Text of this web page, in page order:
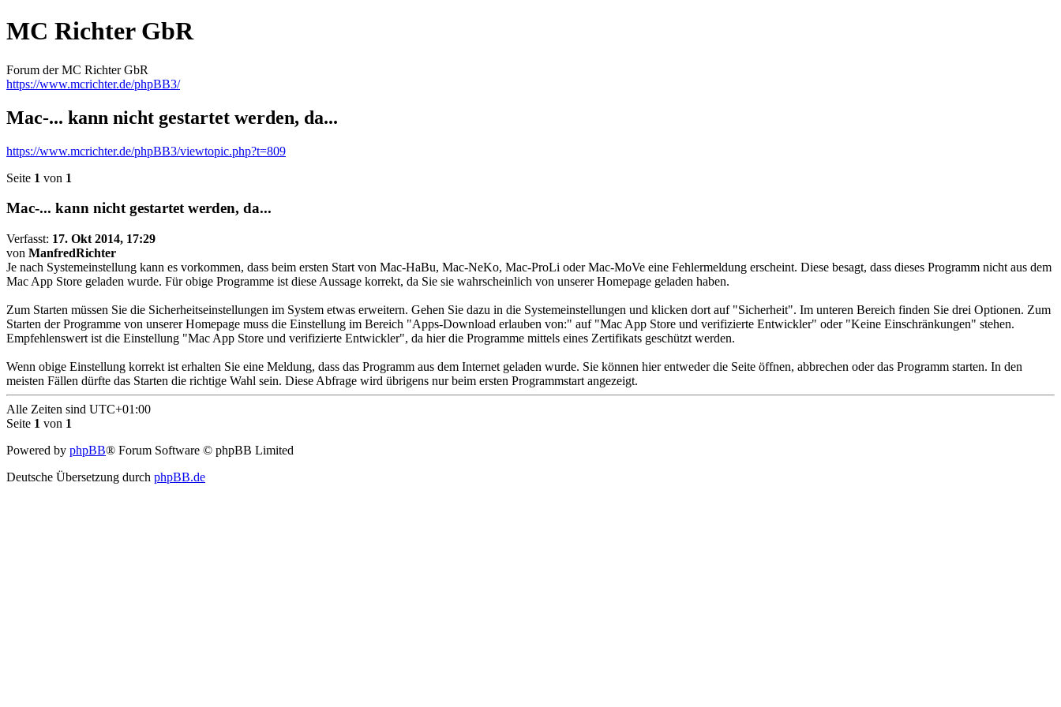
MC Richter GbR
Forum der MC Richter GbR
https://www.mcrichter.de/phpBB3/
Mac-... kann nicht gestartet werden, da...
https://www.mcrichter.de/phpBB3/viewtopic.php?t=809
Seite 1 von 1
Mac-... kann nicht gestartet werden, da...
Verfasst: 17. Okt 2014, 17:29
von ManfredRichter
Je nach Systemeinstellung kann es vorkommen, dass beim ersten Start von Mac-HaBu, Mac-NeKo, Mac-ProLi oder Mac-MoVe eine Fehlermeldung erscheint. Diese besagt, dass dieses Programm nicht aus dem
Mac App Store geladen wurde. Für obige Programme ist diese Aussage korrekt, da Sie sie wahrscheinlich von unserer Homepage geladen haben.
Zum Starten müssen Sie die Sicherheitseinstellungen im System etwas erweitern. Gehen Sie dazu in die Systemeinstellungen und klicken dort auf "Sicherheit". Im unteren Bereich finden Sie drei Optionen. Zum
Starten der Programme von unserer Homepage muss die Einstellung im Bereich "Apps-Download erlauben von:" auf "Mac App Store und verifizierte Entwickler" oder "Keine Einschränkungen" stehen.
Empfehlenswert ist die Einstellung "Mac App Store und verifizierte Entwickler", da hier die Programme mittels eines Zertifikats geschützt werden.
Wenn obige Einstellung korrekt ist erhalten Sie eine Meldung, dass das Programm aus dem Internet geladen wurde. Sie können hier entweder die Seite öffnen, abbrechen oder das Programm starten. In den
meisten Fällen dürfte das Starten die richtige Wahl sein. Diese Abfrage wird übrigens nur beim ersten Programmstart angezeigt.
Alle Zeiten sind UTC+01:00
Seite 1 von 1
Powered by phpBB® Forum Software © phpBB Limited
Deutsche Übersetzung durch phpBB.de